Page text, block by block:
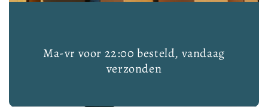
Ma-vr voor 22:00 besteld, vandaag
verzonden